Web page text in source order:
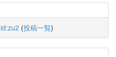
id:zu2 (投稿一覧)